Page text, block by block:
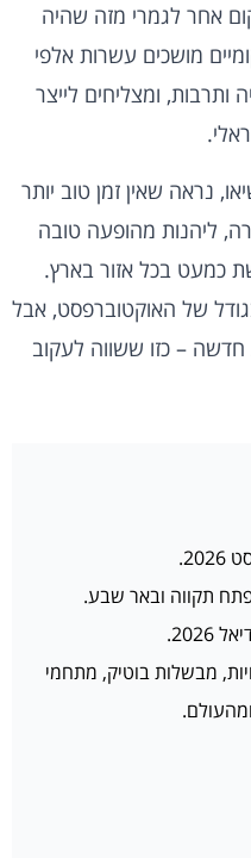
אחר לגמרי מזה שהיה
מושכים עשרות אלפי
ותרבות, ומצליחים לייצר
נראה שאין זמן טוב יותר
ליהנות מהופעה טובה
כמעט בכל אזור בארץ.
של האוקטוברפסט, אבל
– כזו ששווה לעקוב
פתח תקווה ובאר שבע.
מבשלות בוטיק, מתחמי